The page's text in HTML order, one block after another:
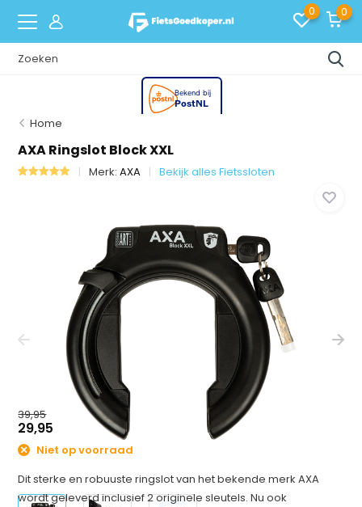
0 0
Home
AXA Ringslot Block XXL
Merk:AXA Bekijk alles Fietssloten
39,95
29,95
Niet op voorraad
Dit sterke en robuuste ringslot van het bekende merk AXA
wordt geleverd inclusief 2 originele sleutels. Nu ook